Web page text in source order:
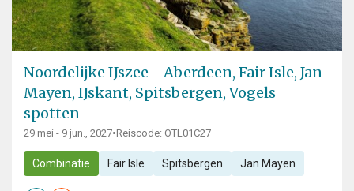
Noordelijke IJszee - Aberdeen, Fair Isle, Jan
Mayen, IJskant, Spitsbergen, Vogels
spotten
29 mei - 9 jun., 2027•Reiscode: OTL01C27
Combinatie Fair Isle Spitsbergen Jan Mayen